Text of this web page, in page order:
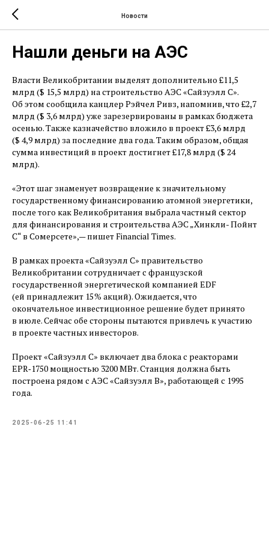
Новости
Нашли деньги на АЭС
Власти Великобритании выделят дополнительно £11,5
млрд ($ 15,5 млрд) на строительство АЭС «Сайзуэлл C».
Об этом сообщила канцлер Рэйчел Ривз, напомнив, что £2,7
млрд ($ 3,6 млрд) уже зарезервированы в рамках бюджета
осенью. Также казначейство вложило в проект £3,6 млрд
($ 4,9 млрд) за последние два года. Таким образом, общая
сумма инвестиций в проект достигнет £17,8 млрд ($ 24
млрд).
«Этот шаг знаменует возвращение к значительному
государственному финансированию атомной энергетики,
после того как Великобритания выбрала частный сектор
для финансирования и строительства АЭС „Хинкли- Пойнт
C“ в Сомерсете», — ​пишет Financial Times.
В рамках проекта «Сайзуэлл С» правительство
Великобритании сотрудничает с французской
государственной энергетической компанией EDF
(ей принадлежит 15 % акций). Ожидается, что
окончательное инвестиционное решение будет принято
в июле. Сейчас обе стороны пытаются привлечь к участию
в проекте частных инвесторов.
Проект «Сайзуэлл С» включает два блока с реакторами
EPR‑1750 мощностью 3200 МВт. Станция должна быть
построена рядом с АЭС «Сайзуэлл B», работающей с 1995
года.
2025-06-25 11:41